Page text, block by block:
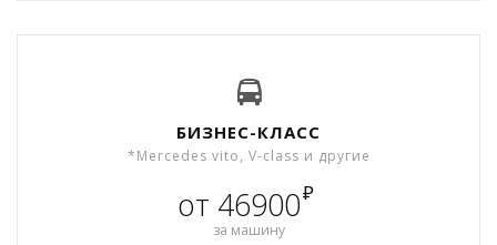
БИЗНЕС-КЛАСС
*Mercedes vito, V-class и другие
от 46900₽
за машину